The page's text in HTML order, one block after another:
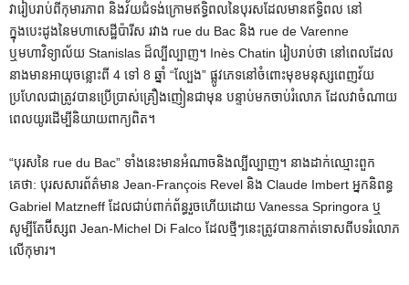
វារៀបរាប់ពីកុមារភាព និងវ័យជំទង់ក្រោមឥទិ្ធពលនៃបុរសដែលមានឥទ្ធិពល នៅ
ក្នុងបេះដូងនៃមហាសេដ្ឋីប៉ារីស រវាង rue du Bac និង rue de Varenne
ឬមហាវិទ្យាល័យ Stanislas ដ៏ល្បីល្បាញ។ Inès Chatin រៀបរាប់ថា នៅពេលដែល
នាងមានអាយុចន្លោះពី 4 ទៅ 8 ឆ្នាំ “ល្បែង” ផ្លូវភេទនៅចំពោះមុខមនុស្សពេញវ័យ
ប្រហែលជាត្រូវបានប្រើប្រាស់គ្រឿងញៀនជាមុន បន្ទាប់មកចាប់រំលោភ ដែលវាចំណាយ
ពេលយូរដើម្បីនិយាយពាក្យពិត។
“បុរសនៃ rue du Bac” ទាំងនេះមានអំណាចនិងល្បីល្បាញ។ នាងដាក់ឈ្មោះពួក
គេថា: បុរសសារព័ត៌មាន Jean-François Revel និង Claude Imbert អ្នកនិពន្ធ
Gabriel Matzneff ដែលជាប់ពាក់ព័ន្ធរួចហើយដោយ Vanessa Springora ឬ
សូម្បីតែប៊ីស្សព Jean-Michel Di Falco ដែលថ្មីៗនេះត្រូវបានកាត់ទោសពីបទរំលោភ
លើកុមារ។